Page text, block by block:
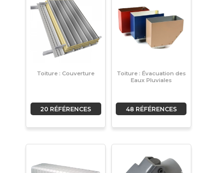
Toiture : Couverture
20 RÉFÉRENCES
Toiture : Évacuation des
Eaux Pluviales
48 RÉFÉRENCES